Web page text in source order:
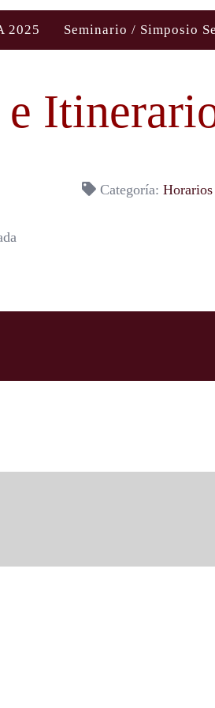
2025 Seminario / Simposio
Categoría: Horarios